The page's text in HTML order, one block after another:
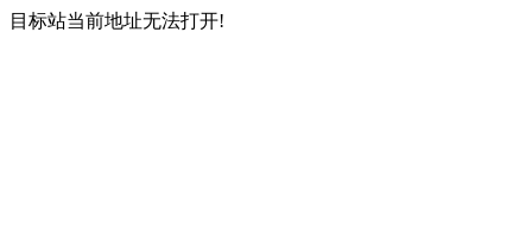
目标站当前地址无法打开!